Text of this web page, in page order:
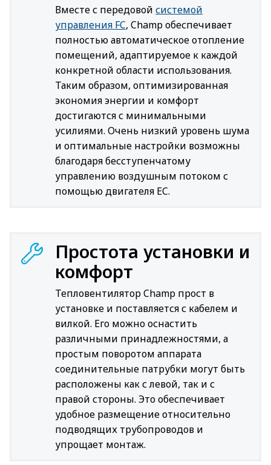
Вместе с передовой системой
управления FC, Champ обеспечивает
полностью автоматическое отопление
помещений, адаптируемое к каждой
конкретной области использования.
Таким образом, оптимизированная
экономия энергии и комфорт
достигаются с минимальными
усилиями. Очень низкий уровень шума
и оптимальные настройки возможны
благодаря бесступенчатому
управлению воздушным потоком с
помощью двигателя EC.
Простота установки и
комфорт
Тепловентилятор Champ прост в
установке и поставляется с кабелем и
вилкой. Его можно оснастить
различными принадлежностями, а
простым поворотом аппарата
соединительные патрубки могут быть
расположены как с левой, так и с
правой стороны. Это обеспечивает
удобное размещение относительно
подводящих трубопроводов и
упрощает монтаж.